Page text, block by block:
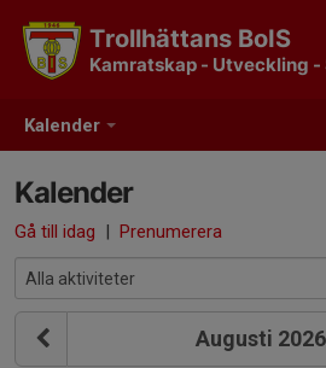
Kalender
Trollhättans BoIS
Kalender
Gå till idag | Prenumerera
Augusti 2026